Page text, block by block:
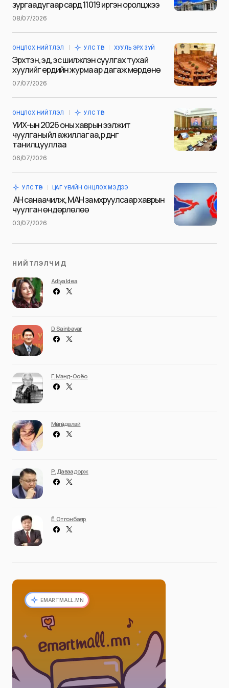
Сэтгэгдэл*
Name
time I comment.
Илгээх
зургаадугаар сард 11019 иргэн оролцжээ
08/07/2026
ОНЦЛОХ НИЙТЛЭЛ УЛС ТӨР ХУУЛЬ ЭРХ ЗҮЙ
Эрхтэн, эд, эс шилжүүлэн суулгах тухай
хуулийг ердийн журмаар дагаж мөрдөнө
07/07/2026
ОНЦЛОХ НИЙТЛЭЛ УЛС ТӨР
УИХ-ын 2026 оны хаврын ээлжит
чуулганы үйл ажиллагаа, үр дүнг
танилцууллаа
06/07/2026
УЛС ТӨР ЦАГ ҮЕИЙН ОНЦЛОХ МЭДЭЭ
АН санаачилж, МАН замхруулсаар хаврын
чуулган өндөрлөлөө
03/07/2026
НИЙТЛЭЛЧИД
Adiya Idea
D. Sainbayar
Г. Мэнд-Ооёо
Мөнгөндалай
Р. Даваадорж
Ё. Отгонбаяр
EMARTMALL.MN